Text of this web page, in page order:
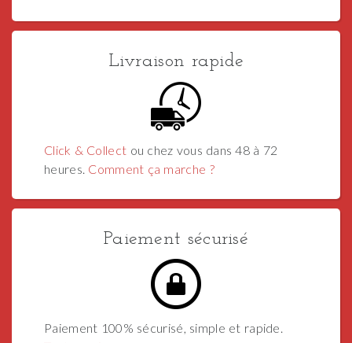
Livraison rapide
Click & Collect ou chez vous dans 48 à 72
heures. Comment ça marche ?
Paiement sécurisé
Paiement 100% sécurisé, simple et rapide.